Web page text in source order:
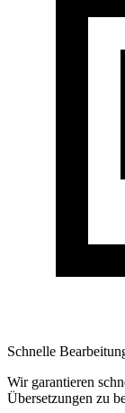
Schnelle
Wir garantieren
Übersetzungen zu